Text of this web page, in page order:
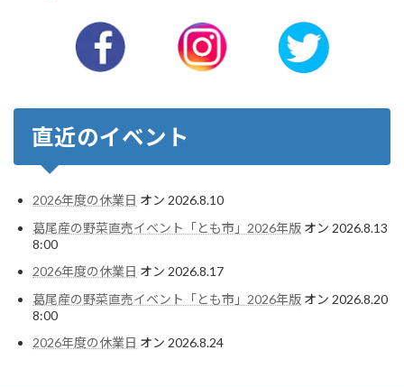
直近のイベント
2026年度の休業日 オン 2026.8.10
葛尾産の野菜直売イベント「とも市」2026年版 オン 2026.8.13
8:00
2026年度の休業日 オン 2026.8.17
葛尾産の野菜直売イベント「とも市」2026年版 オン 2026.8.20
8:00
2026年度の休業日 オン 2026.8.24